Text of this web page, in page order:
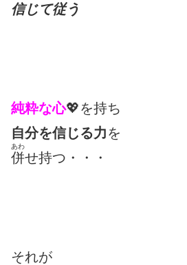
信じて従う
純粋な心💖を持ち
自分を信じる力を
併
あわ
せ持つ・・・
それが